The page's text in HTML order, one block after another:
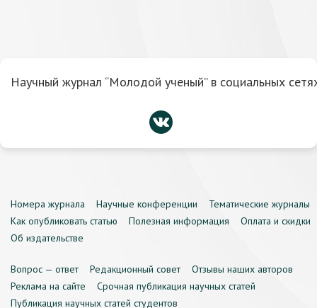
Научный журнал “Молодой ученый” в социальных
Номера журнала Научные конференции
Тематические журналы
Как опубликовать статью
Полезная информация
Оплата и скидки
Об издательстве
Вопрос — ответ Редакционный совет
Отзывы наших авторов
Реклама на сайте
Срочная публикация научных статей
Публикация научных статей студентов